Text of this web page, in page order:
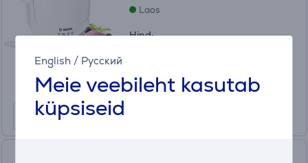
English / Русский
Meie veebileht kasutab
küpsiseid
Laos
Hind: